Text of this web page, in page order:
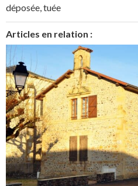
déposée,tuée
Articles en relation :